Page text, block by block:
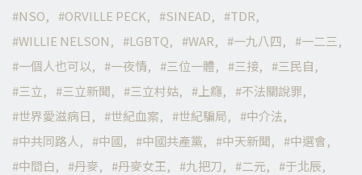
NSO
ORVILLE PECK SINEAD
TDR
WILLIE NELSON
LGBTQ WAR 一九八四
一二三
一個人也可以
一夜情 三位一體 三接
三民自
三立
三立新聞 三立村姑 上癮
不法關說罪
世界愛滋病日
世紀血案 世紀騙局
中介法
中共同路人
中國 中國共產黨 中天新聞
中選會
中間白
丹麥 丹麥女王 九把刀 二元
于北辰